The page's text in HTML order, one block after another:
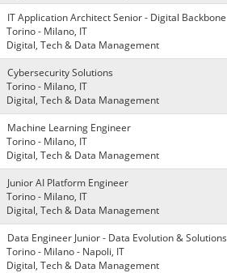
IT Application Architect Senior - Digital Backbone
Torino - Milano, IT
Digital, Tech & Data Management
Cybersecurity Solutions
Torino - Milano, IT
Digital, Tech & Data Management
Machine Learning Engineer
Torino - Milano, IT
Digital, Tech & Data Management
Junior AI Platform Engineer
Torino - Milano, IT
Digital, Tech & Data Management
Data Engineer Junior - Data Evolution & Solutions
Torino - Milano - Napoli, IT
Digital, Tech & Data Management